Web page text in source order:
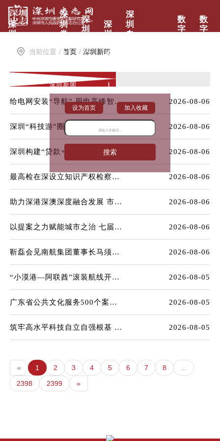
深
圳
深
圳
党
文
深
圳
方
深
圳
鉴
深
圳
自
数
字
数
字
|
设为首页 加入收藏
搜索
当前位置 / 首页 / 深圳新闻
深圳新闻
给电网安装“导航” 用电高峰智能“减压” 2026-08-06
深圳“科技游”圈粉全球来客 2026-08-06
深圳构建“贷款+债券+保险+担保”政策体系 2026-08-06
最高检在深设立知识产权检察专业化办案基地 2026-08-06
助力深港深澳深度融合发展 市政协赴前海开展专题调研暨重点提案督办 2026-08-06
以提案之力赋能城市之治 七届深圳市政协优秀提案成果展开展 2026-08-06
靳磊会见南航集团董事长马须伦总经理韩文胜 2026-08-06
“小漠港—阿联酋”滚装航线开通 港口单次整车出口6068辆创新高 2026-08-05
广东省公共文化服务500个案例（主体）发布 深圳48个案例24个主体入选 2026-08-05
筑牢高水平科技自立自强根基 “圳先锋”大讲堂2026年第五场讲座开讲 2026-08-05
« 1 2 3 4 5 6 7 8
2398
2399 »